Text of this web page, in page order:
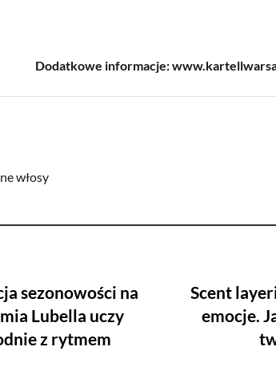
Dodatkowe informacje:
włosy
sezonowości na
Lubella uczy
z rytmem
Scent
emocje.